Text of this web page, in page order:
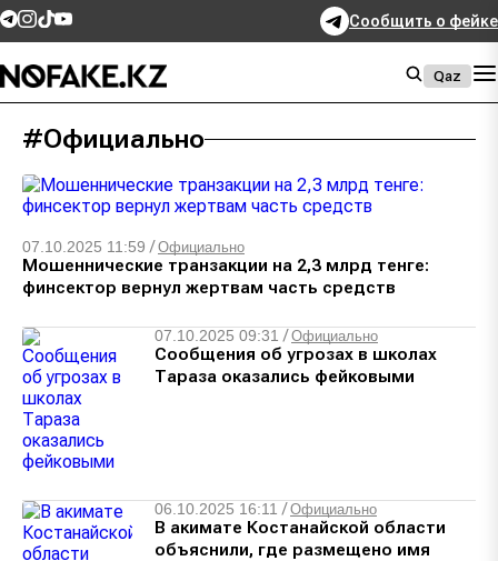
Сообщить о фейке
Qaz
#Официально
07.10.2025 11:59 /Официально
Мошеннические транзакции на 2,3 млрд тенге:
финсектор вернул жертвам часть средств
07.10.2025 09:31 /Официально
Сообщения об угрозах в школах
Тараза оказались фейковыми
06.10.2025 16:11 /Официально
В акимате Костанайской области
объяснили, где размещено имя